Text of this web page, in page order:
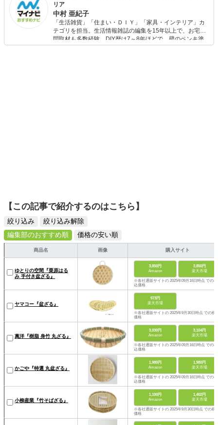
ど。
リア
中村 亜紀子
「生活雑貨」「住まい・ＤＩＹ」「家具・インテリア」カ
テゴリを担当。生活情報雑誌の編集を15年以上で、お宅訪
問取材も多数経験。DIY歴は7～8年ほどで、壁のペンキ塗
りや壁紙チェンジなどもチャレンジ済み。初心者でもモノ
【この記事で紹介するのはこちら】
絞り込み
絞り込み解除
編集部のおすすめ順
価格の安い順
商品名 画像 購入サイト
ゆとりの空間『栗原はる
み 手付き盆ざる』
3,850円
Amazon
3,850円
楽天市場
※各社通販サイトの 2025年09月16日時点 での税
込価格
ヤマコー『盆ざる』
973円
楽天市場
※各社通販サイトの 2025年9月30日時点 での税
価格
萬洋『樹脂 身竹 丸ざる』
3,030円
Amazon
3,104円
楽天市場
※各社通販サイトの 2025年09月16日時点 での税
込価格
かごや『特選 丸盆ざる』
1,980円
Amazon
1,980円
楽天市場
※各社通販サイトの 2025年09月16日時点 での税
込価格
小柳産業『竹そばざる』
1,100円
Amazon
1,402円
楽天市場
※各社通販サイトの 2025年9月30日時点 での税
価格